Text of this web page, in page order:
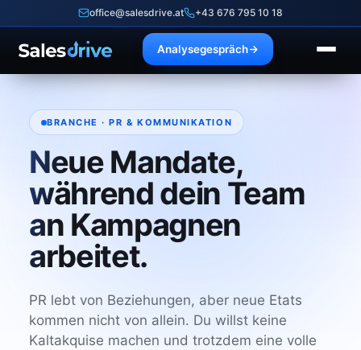
office@salesdrive.at +43 676 795 10 18
Analysegespräch
BRANCHE · PR & KOMMUNIKATION
Neue Mandate,
während dein Team
an Kampagnen
arbeitet.
PR lebt von Beziehungen, aber neue Etats
kommen nicht von allein. Du willst keine
Kaltakquise machen und trotzdem eine volle